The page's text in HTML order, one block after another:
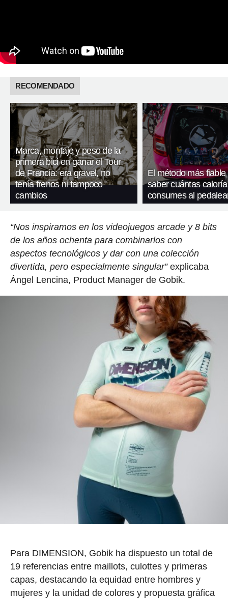
RECOMENDADO
Marca, montaje y peso de la
primera bici en ganar el Tour
de Francia: era gravel, no
tenía frenos ni tampoco
cambios
El método más fiable
saber cuántas
consumes al
“Nos inspiramos en los videojuegos arcade y 8 bits
de los años ochenta para combinarlos con
aspectos tecnológicos y dar con una colección
divertida, pero especialmente singular”explicaba
Ángel Lencina, Product Manager de Gobik.
Para DIMENSION, Gobik ha dispuesto un total de
19 referencias entre maillots, culottes y primeras
capas, destacando la equidad entre hombres y
mujeres y la unidad de colores y propuesta gráfica